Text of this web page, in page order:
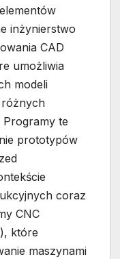
inżynierstwo
CAD
umożliwia
modeli
różnych
te
prototypów
coraz
CNC
które
maszynami